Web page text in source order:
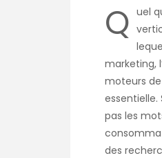
Q uel
marketing,
moteurs de
essentielle.
pas les
des